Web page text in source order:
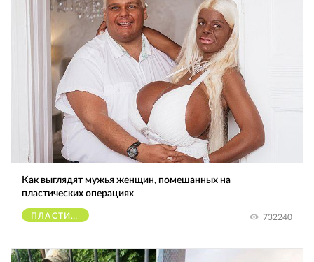
Как выглядят мужья женщин, помешанных на
пластических операциях
ПЛАСТИЧЕСКИЕ ОПЕРАЦИИ 732240